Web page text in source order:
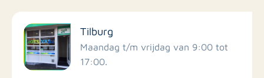
Tilburg
Maandag t/m vrijdag van 9:00 tot
17:00.